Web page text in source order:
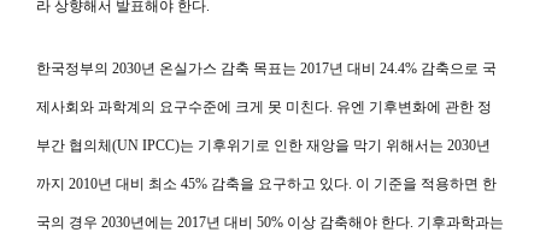
라 상향해서 발표해야 한다.
한국정부의 2030년 온실가스 감축 목표는 2017년 대비 24.4% 감축으로 국
제사회와 과학계의 요구수준에 크게 못 미친다. 유엔 기후변화에 관한 정
부간 협의체(UN IPCC)는 기후위기로 인한 재앙을 막기 위해서는 2030년
까지 2010년 대비 최소 45% 감축을 요구하고 있다. 이 기준을 적용하면 한
국의 경우 2030년에는 2017년 대비 50% 이상 감축해야 한다. 기후과학과는